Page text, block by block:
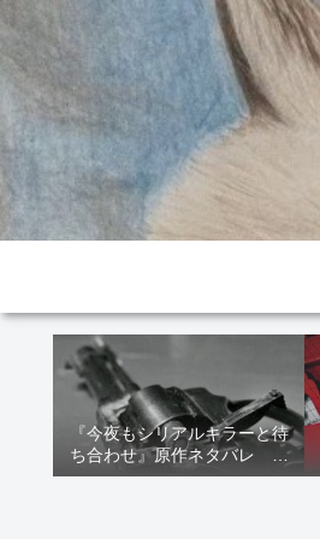
『今夜もシリアルキラーと待
ち合わせ』原作ネタバレ 断
髪オブジェ殺人事件 犯人の